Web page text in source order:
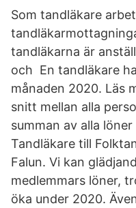
Som tandläkare
tandläkarna är
och En tandläkare
månaden 2020. Läs
snitt mellan alla
summan av alla
Tandläkare till
Falun. Vi kan
medlemmars löner,
öka under 2020.